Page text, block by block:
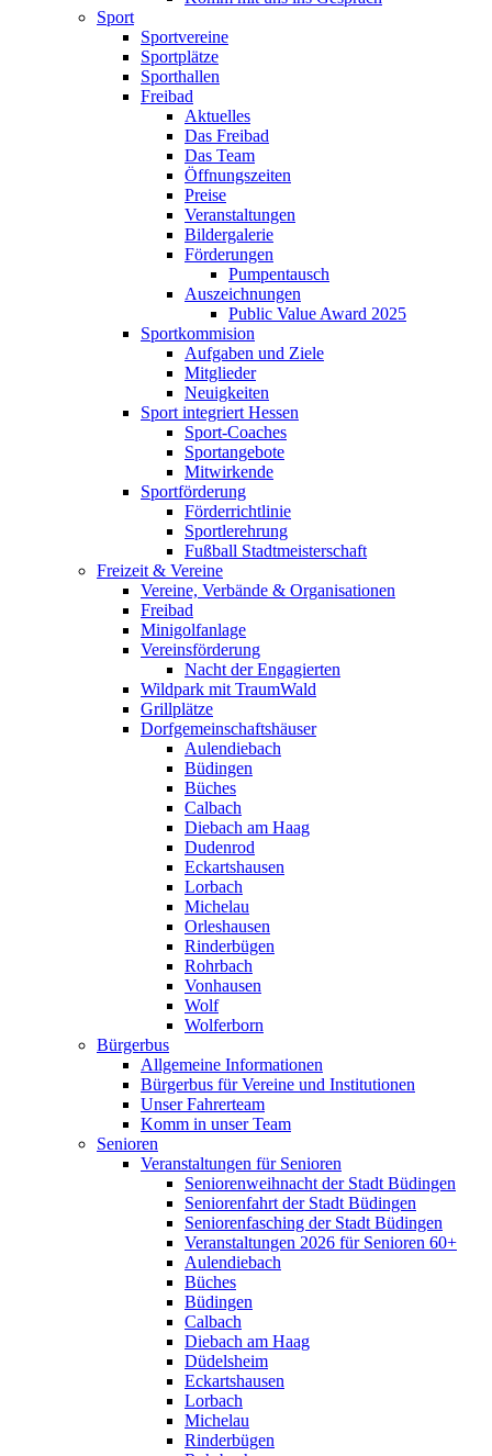
Sport
Sportvereine
Sportplätze
Sporthallen
Freibad
Aktuelles
Das Freibad
Das Team
Öffnungszeiten
Preise
Veranstaltungen
Bildergalerie
Förderungen
Pumpentausch
Auszeichnungen
Public Value Award 2025
Sportkommision
Aufgaben und Ziele
Mitglieder
Neuigkeiten
Sport integriert Hessen
Sport-Coaches
Sportangebote
Mitwirkende
Sportförderung
Förderrichtlinie
Sportlerehrung
Fußball Stadtmeisterschaft
Freizeit & Vereine
Vereine, Verbände & Organisationen
Freibad
Minigolfanlage
Vereinsförderung
Nacht der Engagierten
Wildpark mit TraumWald
Grillplätze
Dorfgemeinschaftshäuser
Aulendiebach
Büdingen
Büches
Calbach
Diebach am Haag
Dudenrod
Eckartshausen
Lorbach
Michelau
Orleshausen
Rinderbügen
Rohrbach
Vonhausen
Wolf
Wolferborn
Bürgerbus
Allgemeine Informationen
Bürgerbus für Vereine und Institutionen
Unser Fahrerteam
Komm in unser Team
Senioren
Veranstaltungen für Senioren
Seniorenweihnacht der Stadt Büdingen
Seniorenfahrt der Stadt Büdingen
Seniorenfasching der Stadt Büdingen
Veranstaltungen 2026 für Senioren 60+
Aulendiebach
Büches
Büdingen
Calbach
Diebach am Haag
Düdelsheim
Eckartshausen
Lorbach
Michelau
Rinderbügen